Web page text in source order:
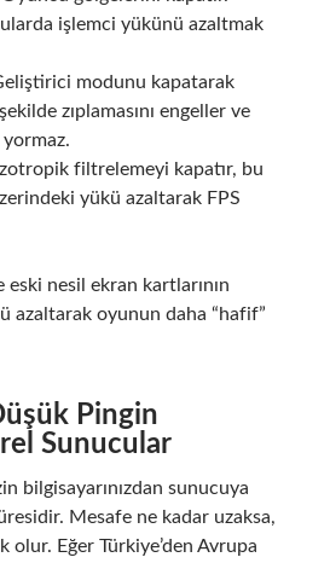
işlemci yükünü azaltmak
modunu kapatarak
zıplamasını engeller ve
filtrelemeyi kapatır, bu
yükü azaltarak FPS
eski nesil ekran kartlarının
azaltarak oyunun daha “hafif”
Pingin
Sunucular
bilgisayarınızdan sunucuya
Mesafe ne kadar uzaksa,
olur. Eğer Türkiye’den Avrupa